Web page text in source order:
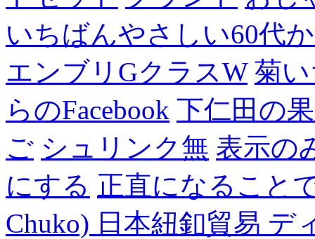
いちばんやさしい60代
エンブリGクラスW 菊
らのFacebook 下仁田の
ご シュリンク無 表示の
にする 正直になること
Chuko) 日本紐釦貿易 デ